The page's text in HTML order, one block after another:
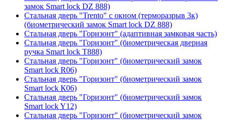
замок Smart lock DZ 888)
Стальная дверь "Trento" с окном (терморазрыв 3к)
(биометрический замок Smart lock DZ 888)
Стальная дверь "Горизонт" (адаптивная замковая часть)
Стальная дверь "Горизонт" (биометрическая дверная
ручка Smart lock T888)
Стальная дверь "Горизонт" (биометрический замок
Smart lock R06)
Стальная дверь "Горизонт" (биометрический замок
Smart lock К06)
Стальная дверь "Горизонт" (биометрический замок
Smart lock Y12)
Стальная дверь "Горизонт" (биометрический замок